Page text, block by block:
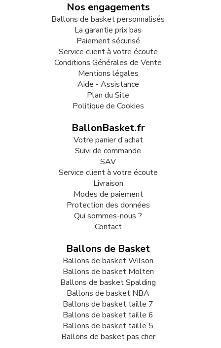
Nos engagements
Ballons de basket personnalisés
La garantie prix bas
Paiement sécurisé
Service client à votre écoute
Conditions Générales de Vente
Mentions légales
Aide - Assistance
Plan du Site
Politique de Cookies
BallonBasket.fr
Votre panier d'achat
Suivi de commande
SAV
Service client à votre écoute
Livraison
Modes de paiement
Protection des données
Qui sommes-nous ?
Contact
Ballons de Basket
Ballons de basket Wilson
Ballons de basket Molten
Ballons de basket Spalding
Ballons de basket NBA
Ballons de basket taille 7
Ballons de basket taille 6
Ballons de basket taille 5
Ballons de basket pas cher